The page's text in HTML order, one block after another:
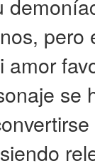
pero
amor
se